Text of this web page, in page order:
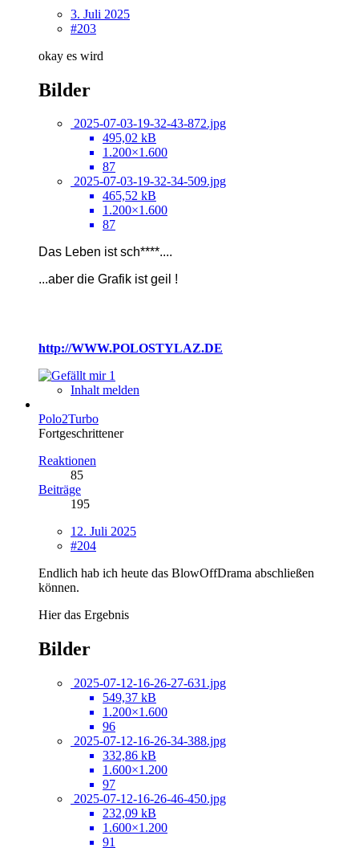
3. Juli 2025
#203
okay es wird
Bilder
2025-07-03-19-32-43-872.jpg
495,02 kB
1.200×1.600
87
2025-07-03-19-32-34-509.jpg
465,52 kB
1.200×1.600
87
Das Leben ist sch****....
...aber die Grafik ist geil !
http://WWW.POLOSTYLAZ.DE
1
Inhalt melden
Polo2Turbo
Fortgeschrittener
Reaktionen
85
Beiträge
195
12. Juli 2025
#204
Endlich hab ich heute das BlowOffDrama abschließen
können.
Hier das Ergebnis
Bilder
2025-07-12-16-26-27-631.jpg
549,37 kB
1.200×1.600
96
2025-07-12-16-26-34-388.jpg
332,86 kB
1.600×1.200
97
2025-07-12-16-26-46-450.jpg
232,09 kB
1.600×1.200
91